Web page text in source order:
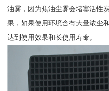
油雾，因为焦油尘雾会堵塞活性
果，如果使用环境含有大量浓尘
达到使用效果和长使用寿命。